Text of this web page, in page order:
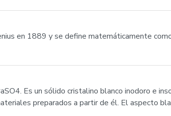
en 1889 y se define matemáticamente
Es un sólido cristalino blanco inodoro e
preparados a partir de él. El aspecto